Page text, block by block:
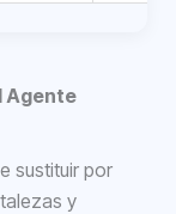
Agente
sustituir por
y